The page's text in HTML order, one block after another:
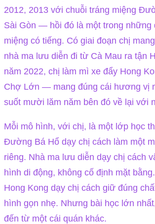
2012, 2013 với chuỗi tráng miệng
Sài Gòn — hồi đó là một trong những
miệng có tiếng. Có giai đoạn chị
nhà ma lưu diễn đi từ Cà Mau ra tận
năm 2022, chị làm mì xe đẩy Hong
Chợ Lớn — mang đúng cái hương vị
suốt mười lăm năm bên đó về lại với
Mỗi mô hình, với chị, là một lớp học
Đường Bá Hổ dạy chị cách làm một
riêng. Nhà ma lưu diễn dạy chị cách
hình di động, không cố định mặt
Hong Kong dạy chị cách giữ đúng
hình gọn nhẹ. Nhưng bài học lớn
đến từ một cái quán khác.